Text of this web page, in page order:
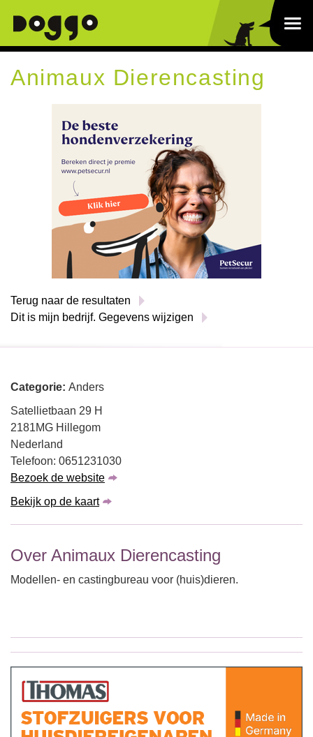
Animaux Dierencasting
Terug naar de resultaten
Dit is mijn bedrijf. Gegevens wijzigen
Categorie: Anders
Satellietbaan 29 H
2181MG Hillegom
Nederland
Telefoon: 0651231030
Bezoek de website
Bekijk op de kaart
Over Animaux Dierencasting
Modellen- en castingbureau voor (huis)dieren.